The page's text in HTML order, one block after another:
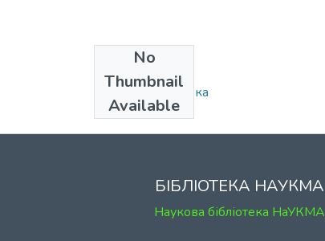
No
Thumbnail
Available
Collections
Наукова бібліотека
БІБЛІОТЕКА НАУКМА
Наукова бібліотека НаУКМА